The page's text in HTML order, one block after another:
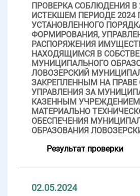
ПРОВЕРКА СОБЛЮДЕНИЯ В
ИСТЕКШЕМ ПЕРИОДЕ 2024
УСТАНОВЛЕННОГО
ФОРМИРОВАНИЯ,
РАСПОРЯЖЕНИЯ
НАХОДЯЩИМСЯ В
МУНИЦИПАЛЬНОГО
ЛОВОЗЕРСКИЙ
ЗАКРЕПЛЕННЫМ НА ПРАВЕ
УПРАВЛЕНИЯ ЗА
КАЗЕННЫМ УЧРЕЖДЕНИЕМ
МАТЕРИАЛЬНО
ОБЕСПЕЧЕНИЯ
ОБРАЗОВАНИЯ
Результат проверки
02.05.2024